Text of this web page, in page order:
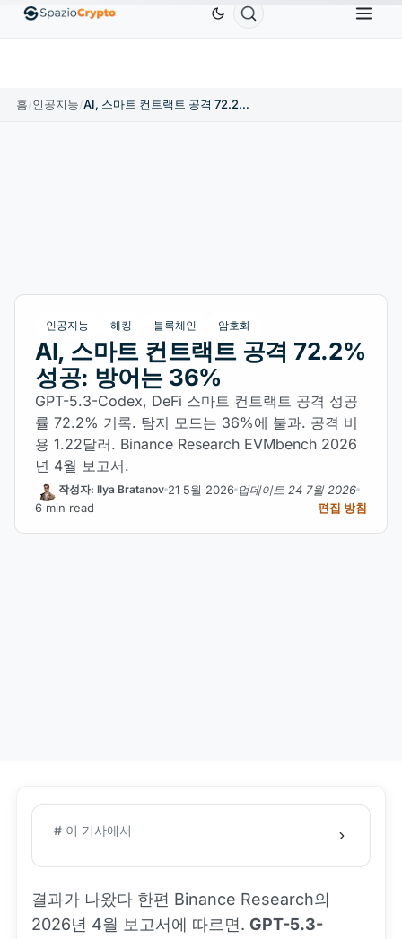
↑1.90% Tether ↑0.00% BNB ↑2.10%
홈/인공지능/ AI, 스마트 컨트랙트 공격 72.2% 성공: 방어는 36%
인공지능 해킹 블록체인 암호화
AI, 스마트 컨트랙트 공격 72.2%
성공: 방어는 36%
GPT-5.3-Codex, DeFi 스마트 컨트랙트 공격 성공
률 72.2% 기록. 탐지 모드는 36%에 불과. 공격 비
용 1.22달러. Binance Research EVMbench 2026
년 4월 보고서.
작성자: Ilya Bratanov 21 5월 2026 업데이트 24 7월 2026
6 min read
편집 방침
# 이 기사에서
결과가 나왔다 한편 Binance Research의
2026년 4월 보고서에 따르면. GPT-5.3-